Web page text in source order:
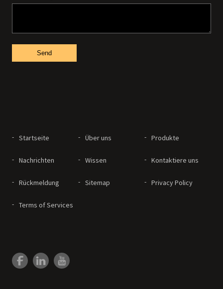
Startseite Über uns Produkte
Nachrichten Wissen Kontaktiere uns
Rückmeldung Sitemap Privacy Policy
Terms of Services
Send